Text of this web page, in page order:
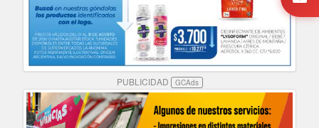
PUBLICIDAD GCAds